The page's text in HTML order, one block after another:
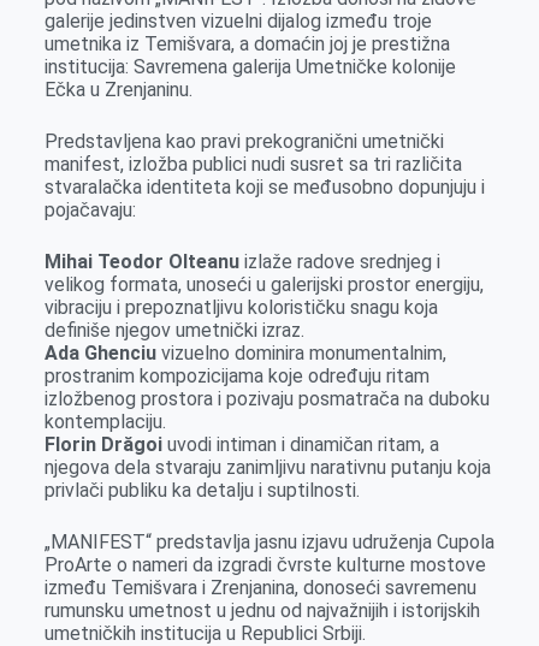
k
e
r
n
p
galerije jedinstven vizuelni dijalog između troje
umetnika iz Temišvara, a domaćin joj je prestižna
institucija: Savremena galerija Umetničke kolonije
Ečka u Zrenjaninu.
Predstavljena kao pravi prekogranični umetnički
manifest, izložba publici nudi susret sa tri različita
stvaralačka identiteta koji se međusobno dopunjuju i
pojačavaju:
Mihai Teodor Olteanuizlaže radove srednjeg i
velikog formata, unoseći u galerijski prostor energiju,
vibraciju i prepoznatljivu kolorističku snagu koja
definiše njegov umetnički izraz.
Ada Ghenciuvizuelno dominira monumentalnim,
prostranim kompozicijama koje određuju ritam
izložbenog prostora i pozivaju posmatrača na duboku
kontemplaciju.
Florin Drăgoiuvodi intiman i dinamičan ritam, a
njegova dela stvaraju zanimljivu narativnu putanju koja
privlači publiku ka detalju i suptilnosti.
„MANIFEST“ predstavlja jasnu izjavu udruženja Cupola
ProArte o nameri da izgradi čvrste kulturne mostove
između Temišvara i Zrenjanina, donoseći savremenu
rumunsku umetnost u jednu od najvažnijih i istorijskih
umetničkih institucija u Republici Srbiji.